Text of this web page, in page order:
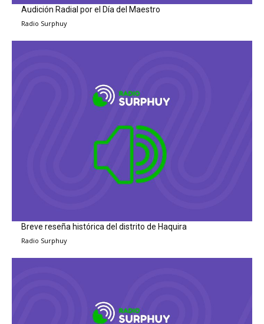
Audición Radial por el Día del Maestro
Radio Surphuy
Breve reseña histórica del distrito de Haquira
Radio Surphuy